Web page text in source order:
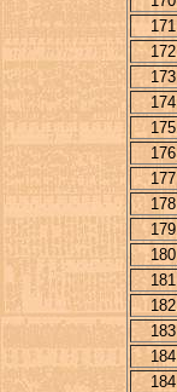
171
172
173
174
175
176
177
178
179
180
181
182
183
184
184